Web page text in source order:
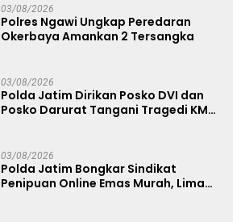
03/08/2026
Polres Ngawi Ungkap Peredaran
Okerbaya Amankan 2 Tersangka
03/08/2026
Polda Jatim Dirikan Posko DVI dan
Posko Darurat Tangani Tragedi KMP
03/08/2026
Polda Jatim Bongkar Sindikat
Penipuan Online Emas Murah, Lima